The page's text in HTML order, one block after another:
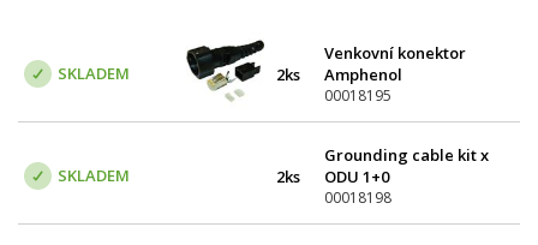
SKLADEM 2ks
Venkovní konektor
Amphenol
00018195
SKLADEM 2ks
Grounding cable kit x
ODU 1+0
00018198